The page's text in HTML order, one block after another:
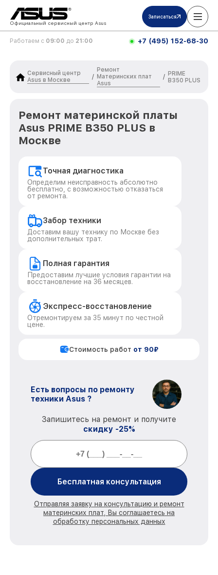
Официальный сервисный центр Asus
Записаться
Работаем с 09:00 до 21:00 +7 (495) 152-68-30
Сервисный центр
Asus в Москве
/
Ремонт
Материнских плат
Asus
/ PRIME
B350 PLUS
Ремонт материнской платы
Asus PRIME B350 PLUS в
Москве
Точная диагностика
Определим неисправность абсолютно
бесплатно, с возможностью отказаться
от ремонта.
Забор техники
Доставим вашу технику по Москве без
дополнительных трат.
Полная гарантия
Предоставим лучшие условия гарантии на
восстановление на 36 месяцев.
Экспресс-восстановление
Отремонтируем за 35 минут по честной
цене.
Стоимость работ от 90₽
Есть вопросы по ремонту
техники Asus ?
Запишитесь на ремонт и получите
скидку -25%
Бесплатная консультация
Отправляя заявку на консультацию и ремонт
материнских плат, Вы соглашаетесь на
обработку персональных данных